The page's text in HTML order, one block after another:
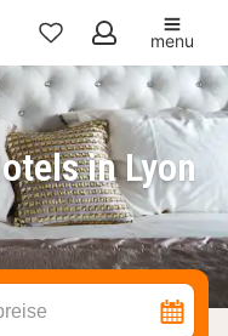
Meine
Favoriten
menu
in Lyon